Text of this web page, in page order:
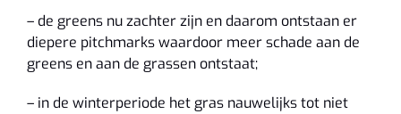
– de greens nu zachter zijn en daarom ontstaan er
diepere pitchmarks waardoor meer schade aan de
greens en aan de grassen ontstaat;
– in de winterperiode het gras nauwelijks tot niet